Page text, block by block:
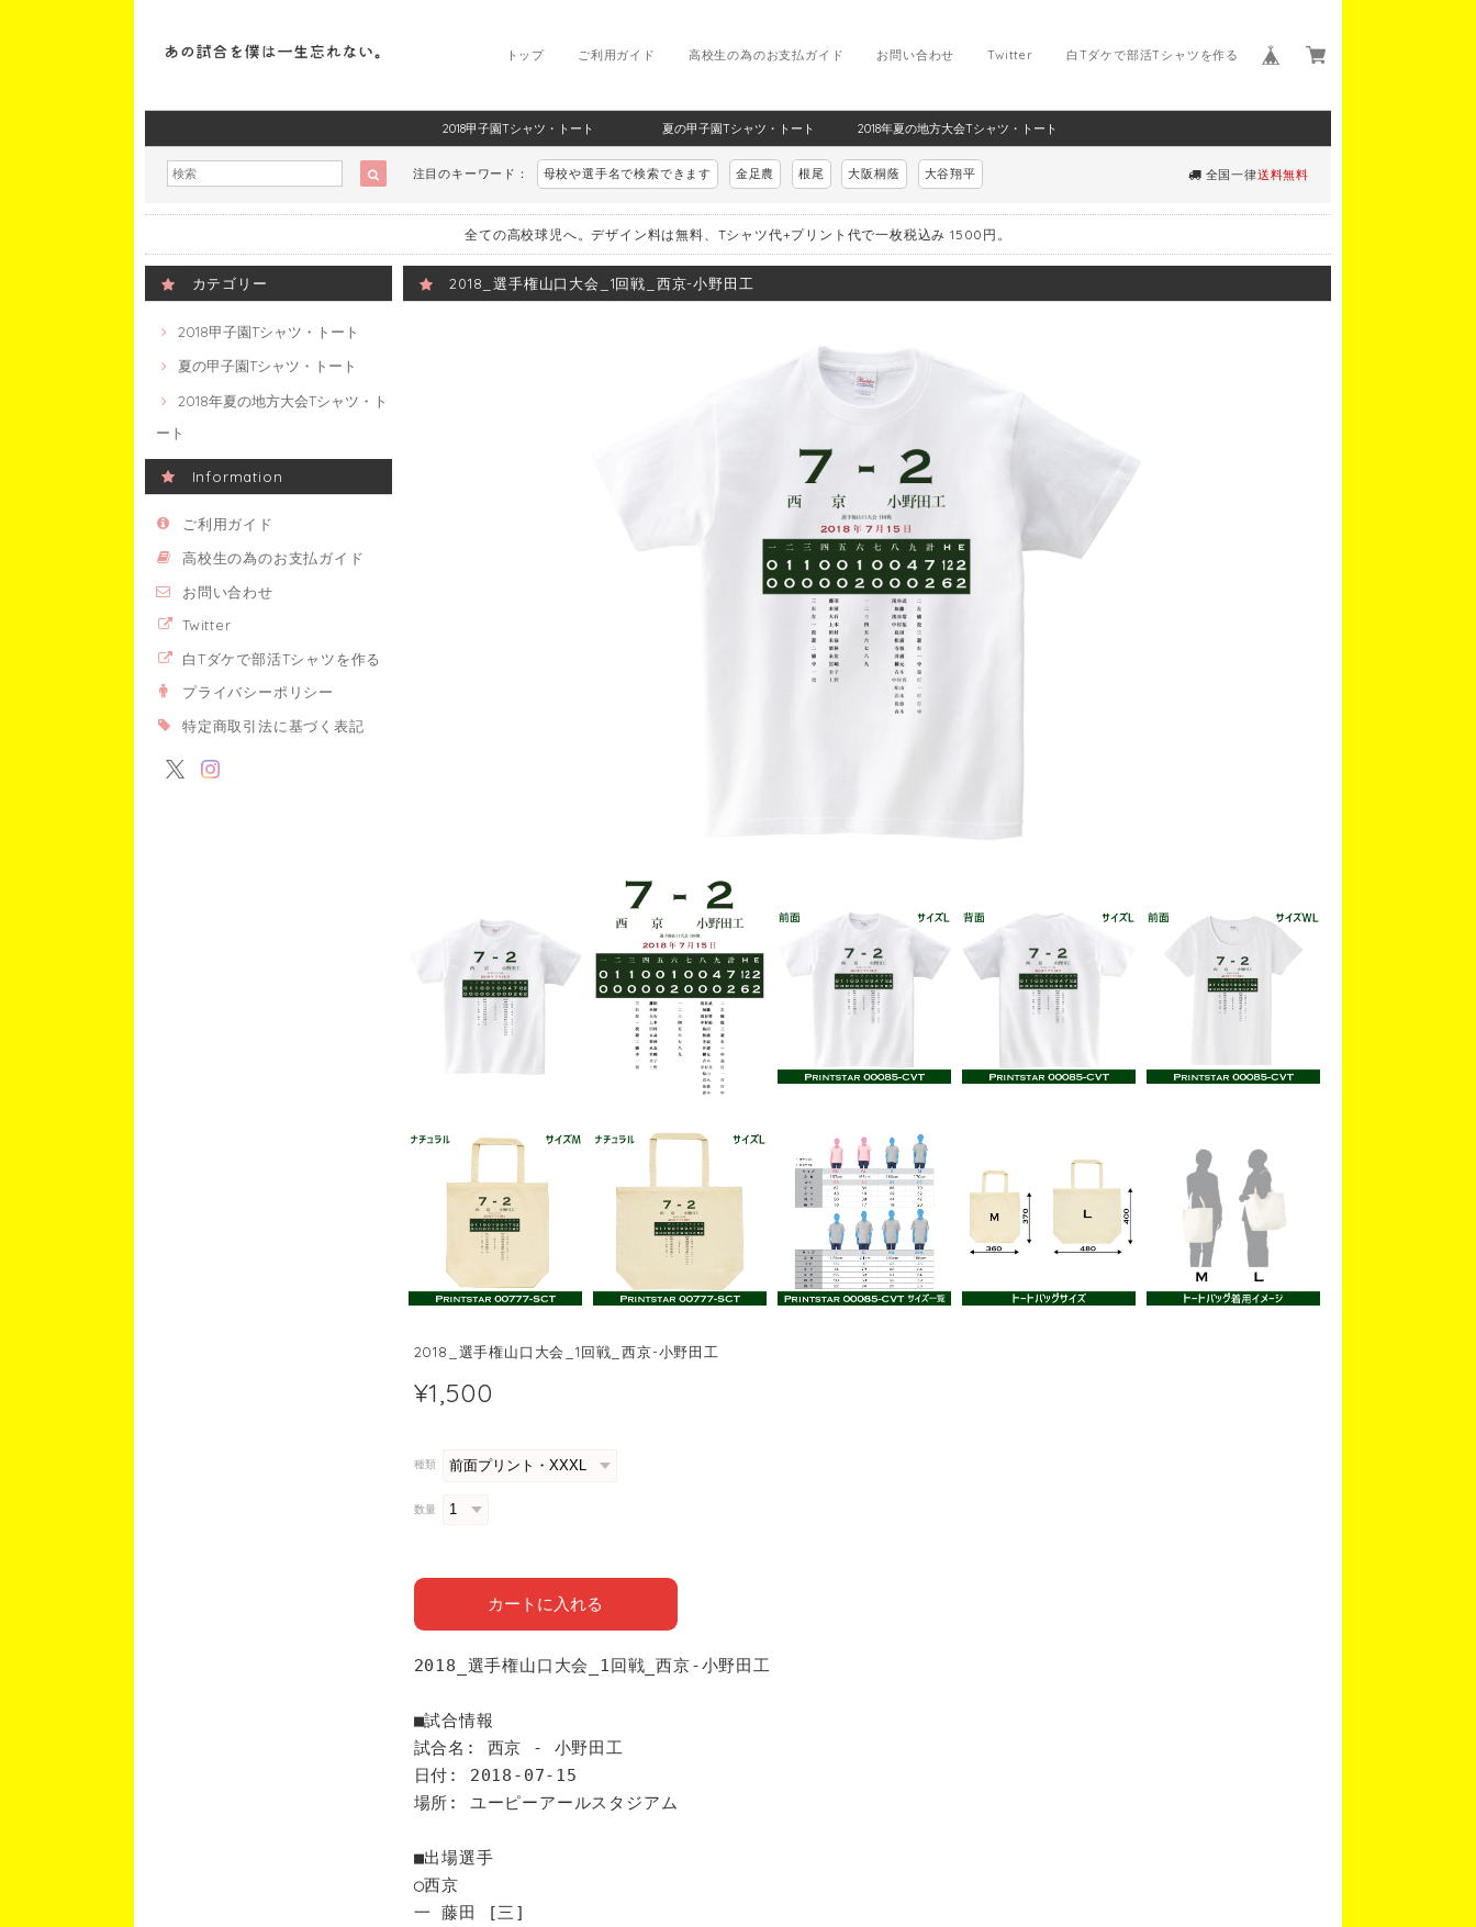
白Tダケで部活Tシャツを作る
Twitter
お問い合わせ
高校生の為のお支払ガイド
ご利用ガイド
トップ
2018甲子園Tシャツ・トート 夏の甲子園Tシャツ・トート 2018年夏の地方大会Tシャツ・トート
注目のキーワード： 母校や選手名で検索できます 金足農 根尾 大阪桐蔭 大谷翔平 全国一律送料無料
全ての高校球児へ。デザイン料は無料、Tシャツ代+プリント代で一枚税込み 1500円。
カテゴリー
2018甲子園Tシャツ・トート
夏の甲子園Tシャツ・トート
2018年夏の地方大会Tシャツ・ト
ート
Information
ご利用ガイド
高校生の為のお支払ガイド
お問い合わせ
Twitter
白Tダケで部活Tシャツを作る
プライバシーポリシー
特定商取引法に基づく表記
2018_選手権山口大会_1回戦_西京-小野田工
2018_選手権山口大会_1回戦_西京-小野田工
¥1,500
種類
数量
カートに入れる
2018_選手権山口大会_1回戦_西京-小野田工
■試合情報
試合名: 西京 - 小野田工
日付: 2018-07-15
場所: ユーピーアールスタジアム
■出場選手
◯西京
一 藤田 [三]